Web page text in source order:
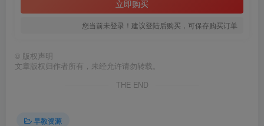
立即购买
您当前未登录！建议登陆后购买，可保存购买订单
© 版权声明
文章版权归作者所有，未经允许请勿转载。
THE END
早教资源